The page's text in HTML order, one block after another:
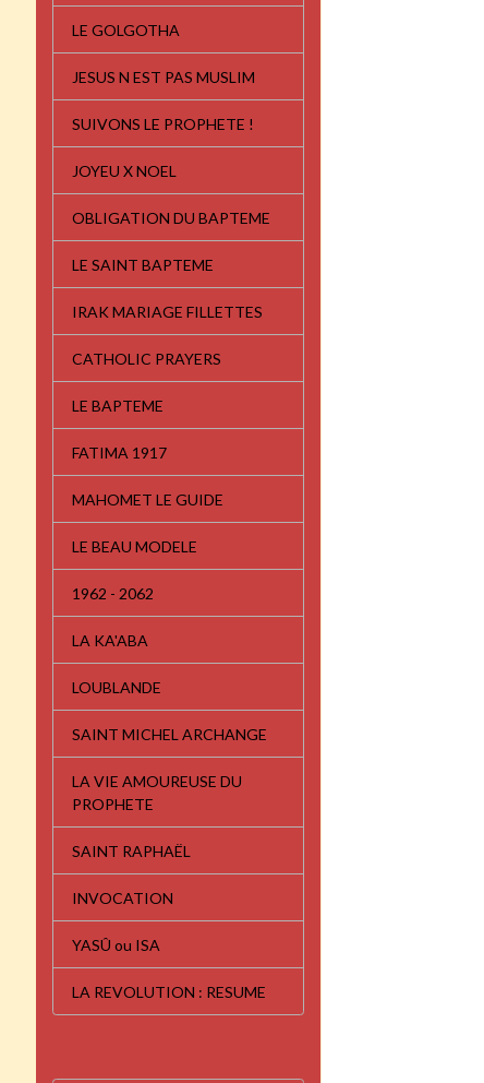
LE GOLGOTHA
JESUS N EST PAS MUSLIM
SUIVONS LE PROPHETE !
JOYEU X NOEL
OBLIGATION DU BAPTEME
LE SAINT BAPTEME
IRAK MARIAGE FILLETTES
CATHOLIC PRAYERS
LE BAPTEME
FATIMA 1917
MAHOMET LE GUIDE
LE BEAU MODELE
1962 - 2062
LA KA'ABA
LOUBLANDE
SAINT MICHEL ARCHANGE
LA VIE AMOUREUSE DU
PROPHETE
SAINT RAPHAËL
INVOCATION
YASÛ ou ISA
LA REVOLUTION : RESUME